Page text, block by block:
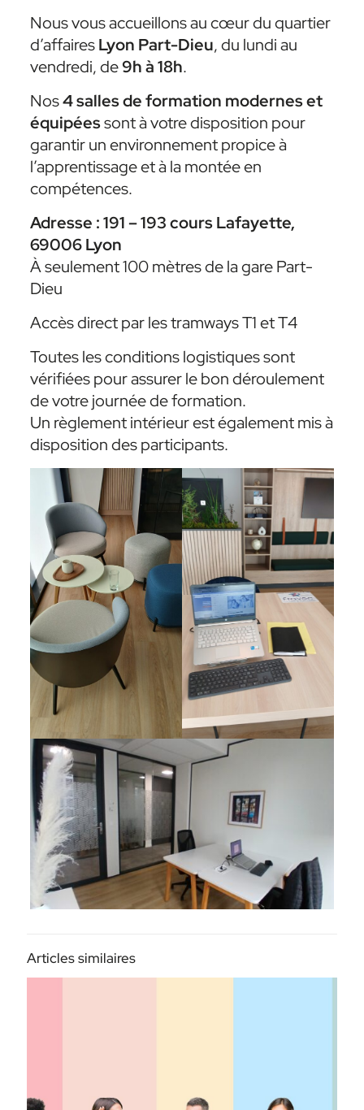
Nous vous accueillons au cœur du quartier
d’affairesLyon Part-Dieu, du lundi au
vendredi, de9h à 18h.
Nos4 salles de formation modernes et
équipéessont à votre disposition pour
garantir un environnement propice à
l’apprentissage et à la montée en
compétences.
Adresse : 191 – 193 cours Lafayette,
69006 Lyon
À seulement 100 mètres de la gare Part-
Dieu
Accès direct par les tramways T1 et T4
Toutes les conditions logistiques sont
vérifiées pour assurer le bon déroulement
de votre journée de formation.
Un règlement intérieur est également mis à
disposition des participants.
Articles similaires